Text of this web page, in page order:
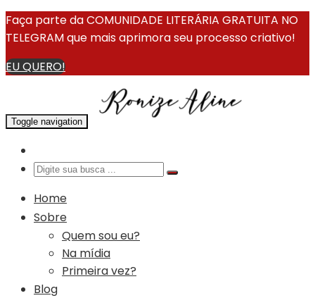
Faça parte da COMUNIDADE LITERÁRIA GRATUITA NO
TELEGRAM que mais aprimora seu processo criativo!
EU QUERO!
Toggle navigation
Home
Sobre
Quem sou eu?
Na mídia
Primeira vez?
Blog